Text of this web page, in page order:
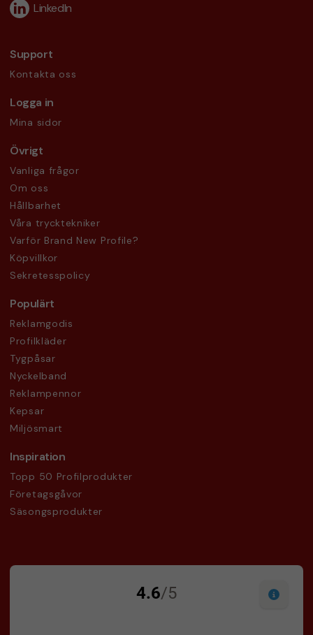
LinkedIn
Support
Kontakta oss
Logga in
Mina sidor
Övrigt
Vanliga frågor
Om oss
Hållbarhet
Våra trycktekniker
Varför Brand New Profile?
Köpvillkor
Sekretesspolicy
Populärt
Reklamgodis
Profilkläder
Tygpåsar
Nyckelband
Reklampennor
Kepsar
Miljösmart
Inspiration
Topp 50 Profilprodukter
Företagsgåvor
Säsongsprodukter